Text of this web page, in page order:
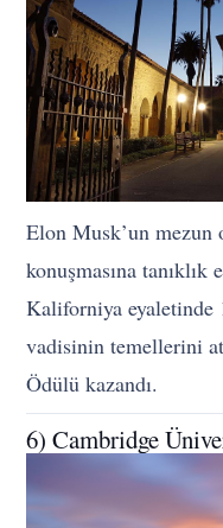
Elon Musk’un mezun
konuşmasına
Kaliforniya eyaletinde
vadisinin temellerini
Ödülü kazandı.
6) Cambridge